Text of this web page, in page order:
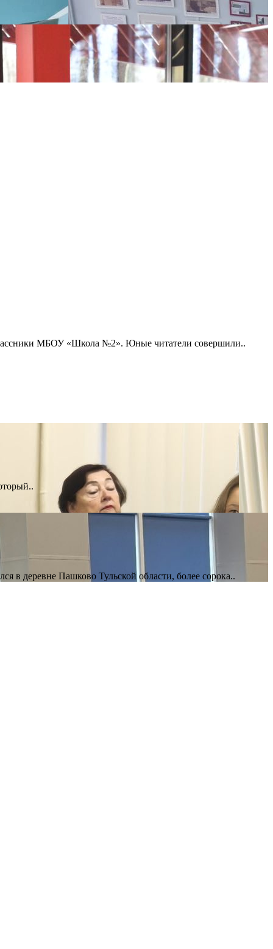
МБОУ «Школа №2». Юные читатели совершили..
в деревне Пашково Тульской области, более сорока..